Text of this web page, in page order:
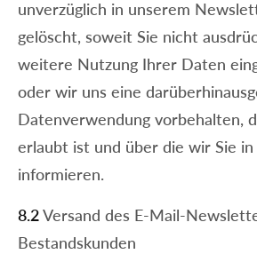
unverzüglich in unserem
gelöscht, soweit Sie nicht
weitere Nutzung Ihrer Daten
oder wir uns eine
Datenverwendung vorbehalten,
erlaubt ist und über die wir Sie
informieren.
8.2Versand des E-Mail-
Bestandskunden